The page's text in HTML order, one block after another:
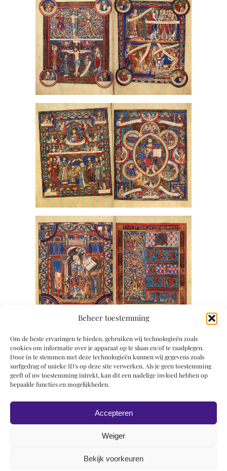
Beheer toestemming
Om de beste ervaringen te bieden, gebruiken wij technologieën zoals
cookies om informatie over je apparaat op te slaan en/of te raadplegen.
Door in te stemmen met deze technologieën kunnen wij gegevens zoals
surfgedrag of unieke ID's op deze site verwerken. Als je geen toestemming
geeft of uw toestemming intrekt, kan dit een nadelige invloed hebben op
bepaalde functies en mogelijkheden.
Accepteren
Weiger
Bekijk voorkeuren